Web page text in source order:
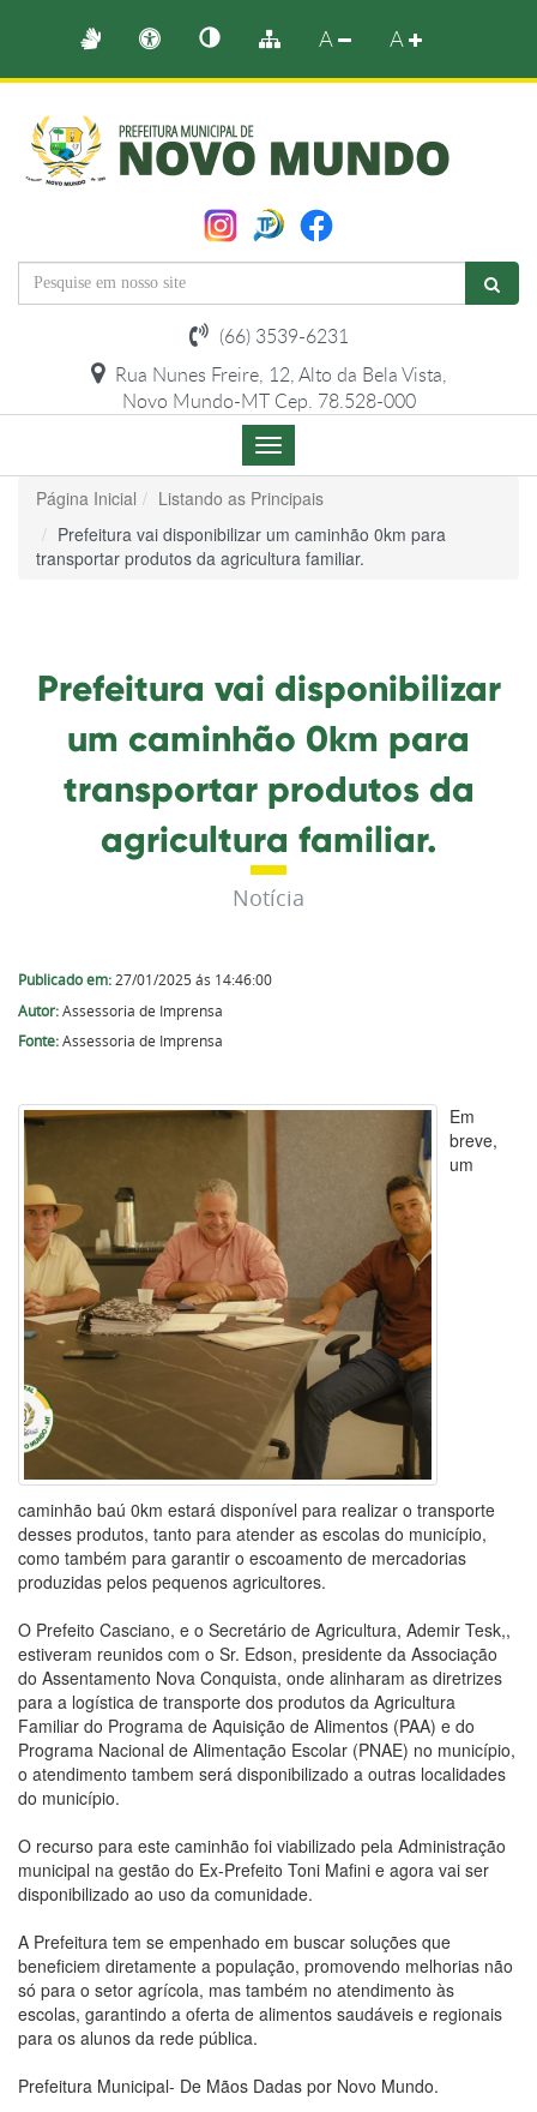
A A
(66) 3539-6231
Rua Nunes Freire, 12, Alto da Bela Vista,
Novo Mundo-MT Cep. 78.528-000
Menu
de
Navegação
Página Inicial
Listando as Principais
Prefeitura vai disponibilizar um caminhão 0km para
transportar produtos da agricultura familiar.
Prefeitura vai disponibilizar
um caminhão 0km para
transportar produtos da
agricultura familiar.
Notícia
Publicado em: 27/01/2025 ás 14:46:00
Autor:Assessoria de Imprensa
Fonte:Assessoria de Imprensa
Em
breve,
um
caminhão baú 0km estará disponível para realizar o transporte
desses produtos, tanto para atender as escolas do município,
como também para garantir o escoamento de mercadorias
produzidas pelos pequenos agricultores.
O Prefeito Casciano, e o Secretário de Agricultura, Ademir Tesk,,
estiveram reunidos com o Sr. Edson, presidente da Associação
do Assentamento Nova Conquista, onde alinharam as diretrizes
para a logística de transporte dos produtos da Agricultura
Familiar do Programa de Aquisição de Alimentos (PAA) e do
Programa Nacional de Alimentação Escolar (PNAE) no município,
o atendimento tambem será disponibilizado a outras localidades
do município.
O recurso para este caminhão foi viabilizado pela Administração
municipal na gestão do Ex-Prefeito Toni Mafini e agora vai ser
disponibilizado ao uso da comunidade.
A Prefeitura tem se empenhado em buscar soluções que
beneficiem diretamente a população, promovendo melhorias não
só para o setor agrícola, mas também no atendimento às
escolas, garantindo a oferta de alimentos saudáveis e regionais
para os alunos da rede pública.
Prefeitura Municipal- De Mãos Dadas por Novo Mundo.